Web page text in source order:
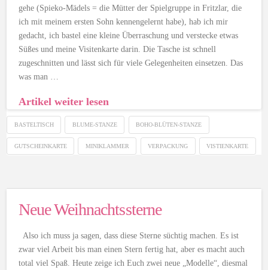
gehe (Spieko-Mädels = die Mütter der Spielgruppe in Fritzlar, die
ich mit meinem ersten Sohn kennengelernt habe), hab ich mir
gedacht, ich bastel eine kleine Überraschung und verstecke etwas
Süßes und meine Visitenkarte darin. Die Tasche ist schnell
zugeschnitten und lässt sich für viele Gelegenheiten einsetzen. Das
was man …
Artikel weiter lesen
BASTELTISCH BLUME-STANZE BOHO-BLÜTEN-STANZE
GUTSCHEINKARTE MINIKLAMMER VERPACKUNG VISTIENKARTE
Neue Weihnachtssterne
Also ich muss ja sagen, dass diese Sterne süchtig machen. Es ist
zwar viel Arbeit bis man einen Stern fertig hat, aber es macht auch
total viel Spaß. Heute zeige ich Euch zwei neue „Modelle“, diesmal